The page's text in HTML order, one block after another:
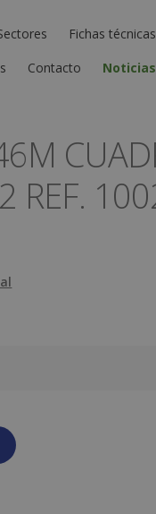
Fichas técnicas
Contacto Noticias
REF.